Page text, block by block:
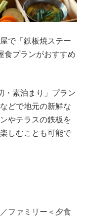
で「鉄板焼ステー
食プランがおすすめ
・素泊まり」プラン
どで地元の新鮮な
やテラスの鉄板を
しむことも可能で
ファミリー＜夕食